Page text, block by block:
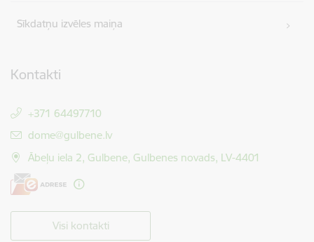
Sīkdatņu izvēles maiņa
Kontakti
+371 64497710
E-pasts:
dome@gulbene.lv
Ābeļu iela 2, Gulbene, Gulbenes novads, LV-4401
Visi kontakti